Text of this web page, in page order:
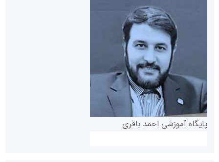
پایگاه آموزشی احمد باقری